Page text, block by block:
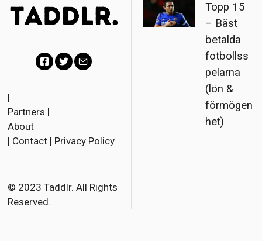
|
Partners |
About
| Contact | Privacy Policy
© 2023 Taddlr. All Rights
Reserved.
Topp 15
– Bäst
betalda
fotbollss
pelarna
(lön &
förmögen
het)